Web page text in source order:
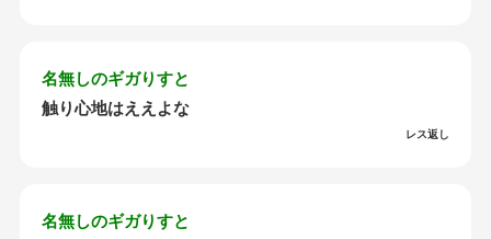
名無しのギガりすと
触り心地はええよな
レス返し
名無しのギガりすと